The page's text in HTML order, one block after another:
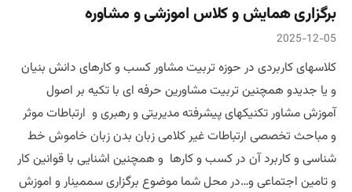
برگزاری همایش و کلاس اموزشی و مشاوره
2025-12-05
کلاسهای کاربردی در حوزه تربیت مشاور کسب و کارهای دانش بنیان
و یا جدیدو همچنین تربیت مشاورین حرفه ای با تکیه بر اصول
آموزش مشاور تکنیکهای پیشرفته مدیریتی و رهبری و ارتباطات موثر
و مباحث تخصصی ارتباطات غیر کلامی زبان بدن زبان خاموش خط
شناسی و کاربرد آن در کسب و کارها و همچنین اشنایی با قوانین کار
و تامین اجتماعی و…در محل شما موضوع برگزاری سممینار و اموزش